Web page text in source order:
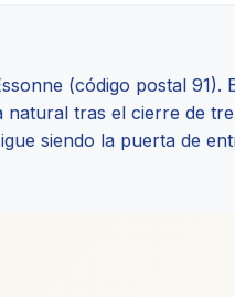
(código postal 91).
tras el cierre de
siendo la puerta de